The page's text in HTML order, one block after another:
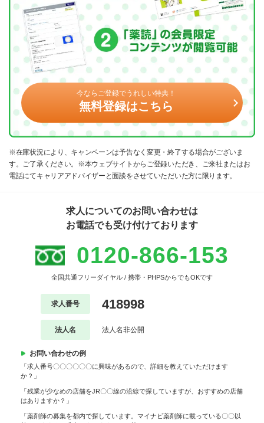
今ならご登録でうれしい特典！
無料登録はこちら
※在庫状況により、キャンペーンは予告なく変更・終了する場合がございま
す。ご了承ください。※本ウェブサイトからご登録いただき、ご来社またはお
電話にてキャリアアドバイザーと面談をさせていただいた方に限ります。
求人についてのお問い合わせは
お電話でも受け付けております
0120-866-153
全国共通フリーダイヤル / 携帯・PHPSからでもOKです
求人番号 418998
法人名 法人名非公開
お問い合わせの例
「求人番号〇〇〇〇〇〇に興味があるので、詳細を教えていただけます
か？」
「残業が少なめの店舗をJR〇〇線の沿線で探していますが、おすすめの店舗
はありますか？」
「薬剤師の募集を都内で探しています。マイナビ薬剤師に載っている〇〇以